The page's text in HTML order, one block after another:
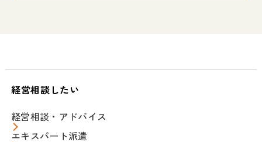
経営相談したい
経営相談・アドバイス
エキスパート派遣